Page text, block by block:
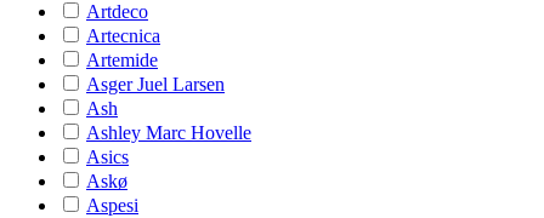
Artdeco
Artecnica
Artemide
Asger Juel Larsen
Ash
Ashley Marc Hovelle
Asics
Askø
Aspesi